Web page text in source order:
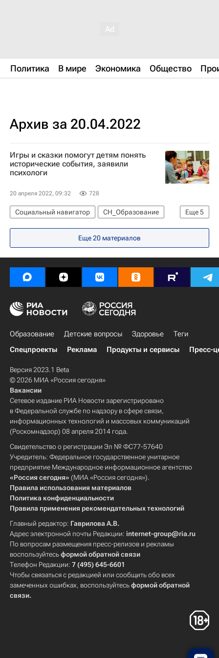
Политика В мире Экономика Общество
Архив за 20.04.2022
Игры и сказки помогут детям понять
исторические события, заявили
психологи
20 апреля 2022, 09:32 728
Еще5
Социальный навигатор
СН_Образование
Общество
Россия
Психология
Детские вопросы
Еще 20 материалов
Образование Детские вопросы Здоровье
Теги
Спецпроекты
Реклама Продукты и сервисы Пресс-
Версия 2023.1 Beta
© 2026 МИА «Россия сегодня»
Вакансии
Сетевое издание РИА Новости зарегистрировано
в Федеральной службе по надзору в сфере связи,
информационных технологий и массовых коммуникаций
(Роскомнадзор) 08 апреля 2014 года.
Свидетельство о регистрации Эл № ФС77-57640
Учредитель: Федеральное государственное унитарное
предприятие Международное информационное агентство
«Россия сегодня» (МИА «Россия сегодня»).
Правила использования материалов
Политика конфиденциальности
Правила применения рекомендательных технологий
Главный редактор: Гаврилова А.В.
Адрес электронной почты Редакции: internet-group@ria.ru
По вопросам размещения пресс-релизов и рекламы
воспользуйтесьформой обратной связи
Телефон Редакции: 7 (495) 645-6601
Чтобы связаться с редакцией или сообщить обо всех
замеченных ошибках, воспользуйтесьформой обратной
связи.